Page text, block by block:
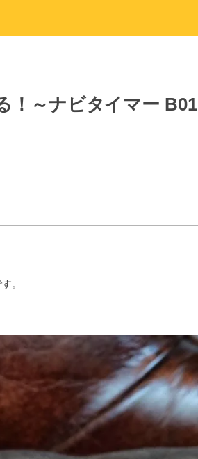
！～ナビタイマー B01
。